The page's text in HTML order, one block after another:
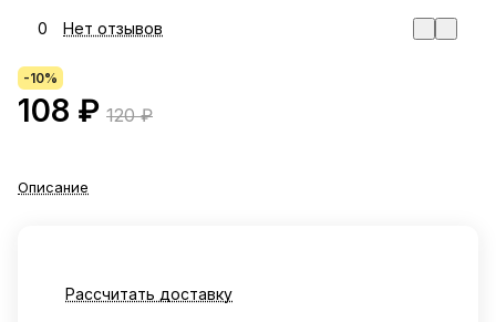
0 Нет отзывов
-10%
108 ₽ 120 ₽
Описание
Рассчитать доставку